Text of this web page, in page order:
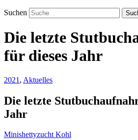
Suchen
Die letzte
für dieses Jahr
2021 , Aktuelles
Die letzte
Jahr
Minishettyzucht Kohl